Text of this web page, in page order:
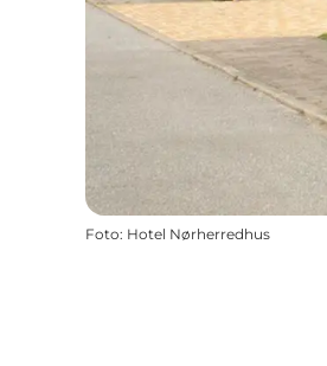
Foto: Hotel Nørherredhus